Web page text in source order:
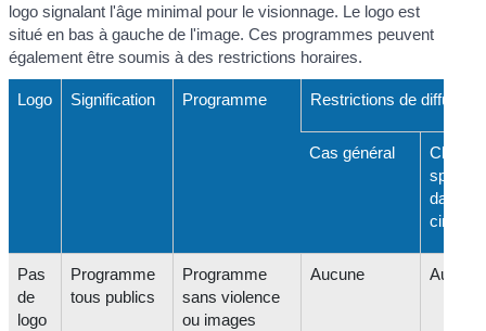
logo signalant l'âge minimal pour le visionnage. Le logo est
situé en bas à gauche de l'image. Ces programmes peuvent
également être soumis à des restrictions horaires.
Logo Signification Programme Restrictions de diffusion
Cas général
dans le
cinéma
Pas
de
logo
Programme
tous publics
Programme
sans violence
ou images
Aucune Aucune